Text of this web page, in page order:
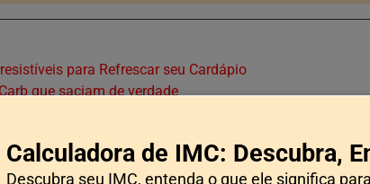
para Refrescar seu Cardápio
que saciam de verdade
Novo: Receitas Incríveis para Celebrar com Sabor
Fricassê de Frango com
Calculadora de IMC: Descubra,
Descubra seu IMC, entenda o que ele significa